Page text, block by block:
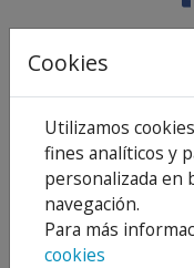
Cookies
Utilizamos
fines analíticos y
personalizada en
navegación.
Para más
cookies